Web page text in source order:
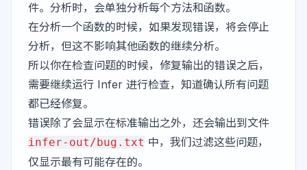
件。分析时，会单独分析每个方法和函数。
在分析一个函数的时候，如果发现错误，将会停止
分析，但这不影响其他函数的继续分析。
所以你在检查问题的时候，修复输出的错误之后，
需要继续运行 Infer 进行检查，知道确认所有问题
都已经修复。
错误除了会显示在标准输出之外，还会输出到文件
infer-out/bug.txt 中，我们过滤这些问题，
仅显示最有可能存在的。